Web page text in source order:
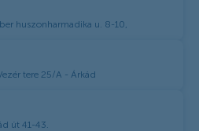
huszonharmadika u. 8-10,
tere 25/A - Árkád
út 41-43.